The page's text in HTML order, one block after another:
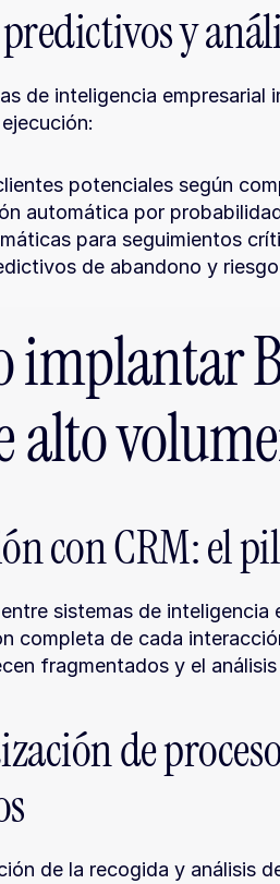
y
de inteligencia
potenciales según
automática por
para seguimientos
de abandono y riesgo
implantar
alto
con CRM: el
sistemas de inteligencia
completa de cada
fragmentados y el
de
de la recogida y análisis